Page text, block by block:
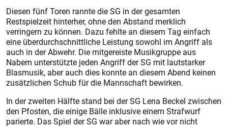
Diesen fünf Toren rannte die SG in der gesamten
Restspielzeit hinterher, ohne den Abstand merklich
verringern zu können. Dazu fehlte an diesem Tag einfach
eine überdurchschnittliche Leistung sowohl im Angriff als
auch in der Abwehr. Die mitgereiste Musikgruppe aus
Nabern unterstützte jeden Angriff der SG mit lautstarker
Blasmusik, aber auch dies konnte an diesem Abend keinen
zusätzlichen Schub für die Mannschaft bewirken.
In der zweiten Hälfte stand bei der SG Lena Beckel zwischen
den Pfosten, die einige Bälle inklusive einem Strafwurf
parierte. Das Spiel der SG war aber nach wie vor nicht